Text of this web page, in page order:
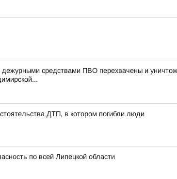
средствами ПВО перехвачены и
ДТП, в котором погибли люди
по всей Липецкой области